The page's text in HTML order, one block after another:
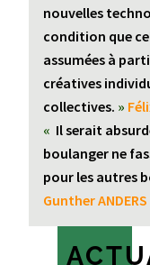
nouvelles
condition que
assumées à
créatives
collectives. »
« Il serait
boulanger ne
pour les autres
Gunther ANDERS